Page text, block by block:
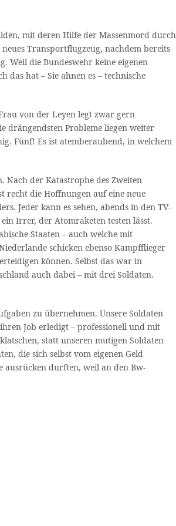
mit deren Hilfe der Massenmord durch
Transportflugzeug, nachdem bereits
Weil die Bundeswehr keine eigenen
hat – Sie ahnen es – technische
von der Leyen legt zwar gern
drängendsten Probleme liegen weiter
Fünf! Es ist atemberaubend, in welchem
Nach der Katastrophe des Zweiten
recht die Hoffnungen auf eine neue
Jeder kann es sehen, abends in den TV-
Irrer, der Atomraketen testen lässt.
Staaten – auch welche mit
schicken ebenso Kampfflieger
können. Selbst das war in
auch dabei – mit drei Soldaten.
zu übernehmen. Unsere Soldaten
Job erledigt – professionell und mit
statt unseren mutigen Soldaten
die sich selbst vom eigenen Geld
ausrücken durften, weil an den Bw-